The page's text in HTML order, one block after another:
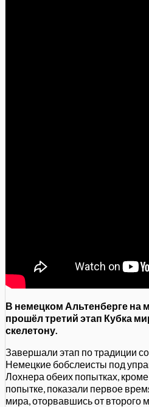
В немецком Альтенберге на
прошёл третий этап Кубка
скелетону.
Завершали этап по традиции
Немецкие бобслеисты под
Лохнера обеих попытках,
попытке, показали первое
мира, оторвавшись от второго